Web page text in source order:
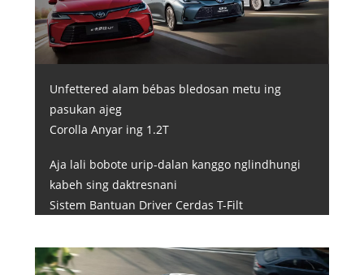
Unfettered alam bébas bledosan metu ing
pasukan ajeg
Corolla Anyar ing 1.2T
Aja lali bobote urip-dalan kanggo nglindhungi
kabeh sing daktresnani
Sistem Bantuan Driver Cerdas T-Filt